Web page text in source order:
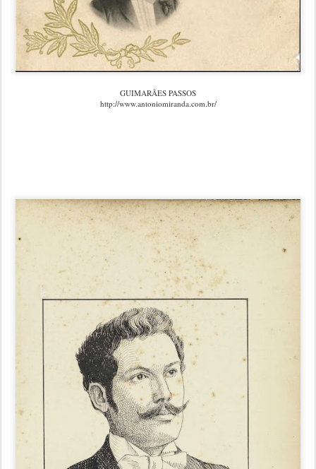
GUIMARÃES PASSOS
http://www.antoniomiranda.com.br/